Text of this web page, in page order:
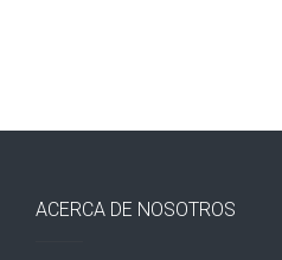
ACERCA DE NOSOTROS